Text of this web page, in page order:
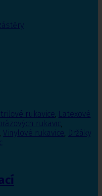
rukavice, Latexové
rukavic,
, Vinylové rukavice, Držáky